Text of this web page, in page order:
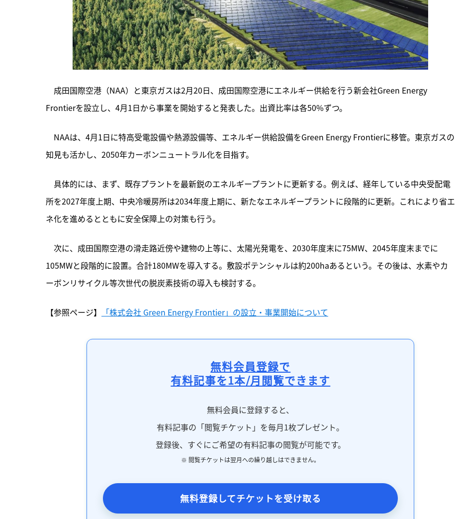
成田国際空港（NAA）と東京ガスは2月20日、成田国際空港にエネルギー供給を行う新会社Green Energy
Frontierを設立し、4月1日から事業を開始すると発表した。出資比率は各50%ずつ。
NAAは、4月1日に特高受電設備や熱源設備等、エネルギー供給設備をGreen Energy Frontierに移管。東京ガスの
知見も活かし、2050年カーボンニュートラル化を目指す。
具体的には、まず、既存プラントを最新鋭のエネルギープラントに更新する。例えば、経年している中央受配電
所を2027年度上期、中央冷暖房所は2034年度上期に、新たなエネルギープラントに段階的に更新。これにより省エ
ネ化を進めるとともに安全保障上の対策も行う。
次に、成田国際空港の滑走路近傍や建物の上等に、太陽光発電を、2030年度末に75MW、2045年度末までに
105MWと段階的に設置。合計180MWを導入する。敷設ポテンシャルは約200haあるという。その後は、水素やカ
ーボンリサイクル等次世代の脱炭素技術の導入も検討する。
【参照ページ】 「株式会社 Green Energy Frontier」の設立・事業開始について
無料会員登録で
有料記事を1本/月閲覧できます
無料会員に登録すると、
有料記事の「閲覧チケット」を毎月1枚プレゼント。
登録後、すぐにご希望の有料記事の閲覧が可能です。
※ 閲覧チケットは翌月への繰り越しはできません。
無料登録してチケットを受け取る